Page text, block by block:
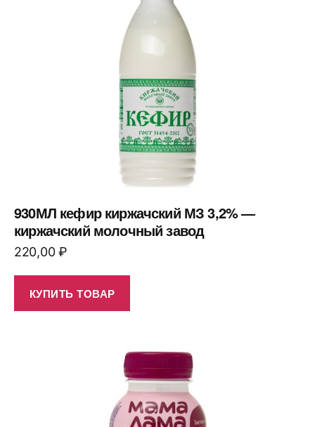
930МЛ кефир киржачский МЗ 3,2% —
киржачский молочный завод
220,00₽
КУПИТЬ ТОВАР